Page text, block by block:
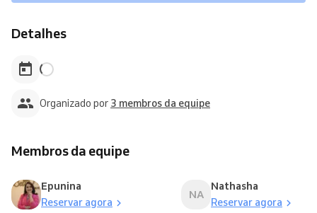
Detalhes
Organizado por 3 membros da equipe
Membros da equipe
Epunina
Reservar agora
NA
Nathasha
Reservar agora